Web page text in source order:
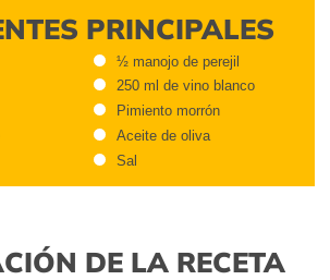
PRINCIPALES
½ manojo de perejil
250 ml de vino blanco
Pimiento morrón
Aceite de oliva
Sal
DE LA RECETA